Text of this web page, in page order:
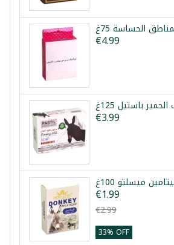
€4.99
باستيل 125غ
€3.99
€1.99
€2.99
33% OFF